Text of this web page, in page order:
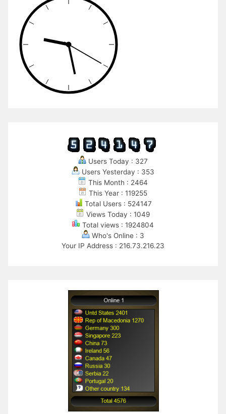
Users Today : 327
Users Yesterday : 353
This Month : 2464
This Year : 119255
Total Users : 524147
Views Today : 1049
Total views : 1924804
Who's Online : 3
Your IP Address : 216.73.216.23